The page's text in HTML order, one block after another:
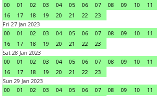
00
01 02 03 04 05 06 07 08 09 10 11
16
17 18 19 20 21 22
23
Fri 27 Jan 2023
00
01 02 03 04 05 06 07 08 09 10 11
16
17 18 19 20 21 22
23
Sat 28 Jan 2023
00
01 02 03 04 05 06 07 08 09 10 11
16
17 18 19 20 21 22
23
Sun 29 Jan 2023
00
01 02 03 04 05 06 07 08 09 10 11